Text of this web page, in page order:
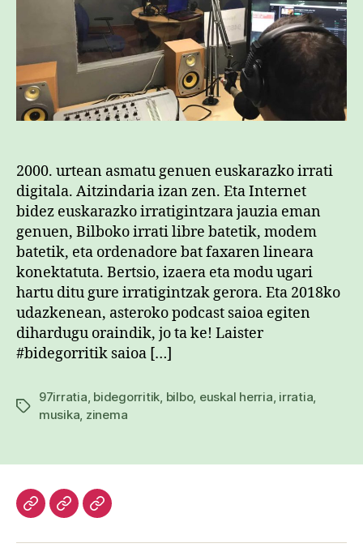
2000. urtean asmatu genuen euskarazko irrati
digitala. Aitzindaria izan zen. Eta Internet
bidez euskarazko irratigintzara jauzia eman
genuen, Bilboko irrati libre batetik, modem
batetik, eta ordenadore bat faxaren lineara
konektatuta. Bertsio, izaera eta modu ugari
hartu ditu gure irratigintzak gerora. Eta 2018ko
udazkenean, asteroko podcast saioa egiten
dihardugu oraindik, jo ta ke! Laister
#bidegorritik saioa […]
Etiketak
97irratia, bidegorritik, bilbo, euskal herria, irratia,
musika, zinema
HasieraKazetari
Patxi